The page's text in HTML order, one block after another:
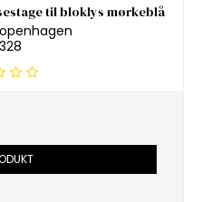
til bloklys mørkeblå